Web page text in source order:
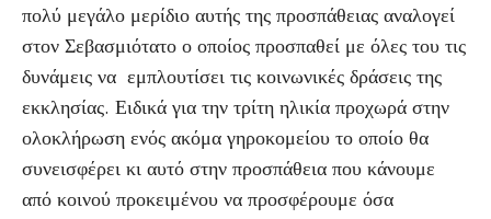
πολύ μεγάλο μερίδιο αυτής της προσπάθειας αναλογεί
στον Σεβασμιότατο ο οποίος προσπαθεί με όλες του τις
δυνάμεις να εμπλουτίσει τις κοινωνικές δράσεις της
εκκλησίας. Ειδικά για την τρίτη ηλικία προχωρά στην
ολοκλήρωση ενός ακόμα γηροκομείου το οποίο θα
συνεισφέρει κι αυτό στην προσπάθεια που κάνουμε
από κοινού προκειμένου να προσφέρουμε όσα